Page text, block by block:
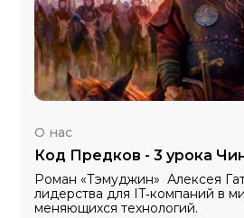
О нас
Код Предков - 3 урока
Роман «Тэмуджин» Алексея
лидерства для IT‑компаний в
меняющихся технологий.